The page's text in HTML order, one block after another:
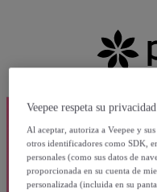
Veepee respeta su privacidad
Al aceptar, autoriza a Veepee y
otros identificadores como SDK,
personales (como sus datos de
proporcionada en su cuenta de
personalizada (incluida en su